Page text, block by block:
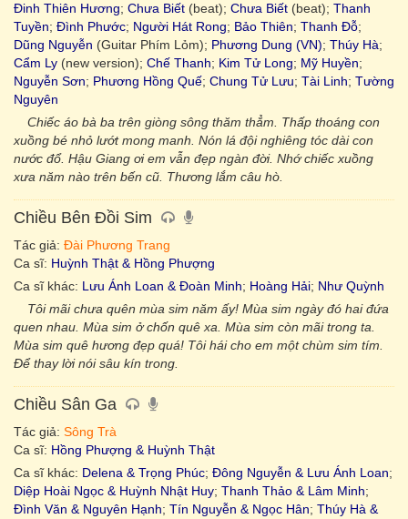
Đinh Thiên Hương; Chưa Biết (beat); Chưa Biết (beat); Thanh
Tuyền; Đình Phước; Người Hát Rong; Bảo Thiên; Thanh Đỗ;
Dũng Nguyễn (Guitar Phím Lỏm); Phương Dung (VN); Thúy Hà;
Cẩm Ly (new version); Chế Thanh; Kim Tử Long; Mỹ Huyền;
Nguyễn Sơn; Phương Hồng Quế; Chung Tử Lưu; Tài Linh; Tường
Nguyên
Chiếc áo bà ba trên giòng sông thăm thẳm. Thấp thoáng con
xuồng bé nhỏ lướt mong manh. Nón lá đội nghiêng tóc dài con
nước đổ. Hậu Giang ơi em vẫn đẹp ngàn đời. Nhớ chiếc xuồng
xưa năm nào trên bến cũ. Thương lắm câu hò.
Chiều Bên Đồi Sim
Tác giả: Đài Phương Trang
Ca sĩ: Huỳnh Thật & Hồng Phượng
Ca sĩ khác: Lưu Ánh Loan & Đoàn Minh; Hoàng Hải; Như Quỳnh
Tôi mãi chưa quên mùa sim năm ấy! Mùa sim ngày đó hai đứa
quen nhau. Mùa sim ở chốn quê xa. Mùa sim còn mãi trong ta.
Mùa sim quê hương đẹp quá! Tôi hái cho em một chùm sim tím.
Để thay lời nói sâu kín trong.
Chiều Sân Ga
Tác giả: Sông Trà
Ca sĩ: Hồng Phượng & Huỳnh Thật
Ca sĩ khác: Delena & Trọng Phúc; Đông Nguyễn & Lưu Ánh Loan;
Diệp Hoài Ngọc & Huỳnh Nhật Huy; Thanh Thảo & Lâm Minh;
Đình Văn & Nguyên Hạnh; Tín Nguyễn & Ngọc Hân; Thúy Hà &